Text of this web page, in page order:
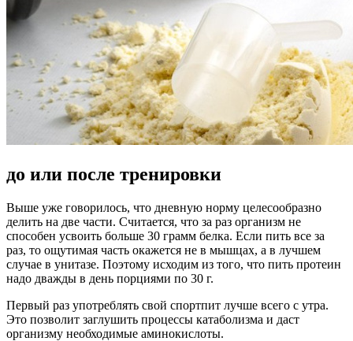
до или после тренировки
Выше уже говорилось, что дневную норму целесообразно
делить на две части. Считается, что за раз организм не
способен усвоить больше 30 грамм белка. Если пить все за
раз, то ощутимая часть окажется не в мышцах, а в лучшем
случае в унитазе. Поэтому исходим из того, что пить протеин
надо дважды в день порциями по 30 г.
Первый раз употреблять свой спортпит лучше всего с утра.
Это позволит заглушить процессы катаболизма и даст
организму необходимые аминокислоты.